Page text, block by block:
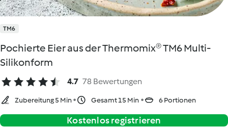
TM6
Pochierte Eier aus der Thermomix® TM6 Multi-
Silikonform
4.7 78 Bewertungen
Zubereitung 5 Min Gesamt 15 Min 6 Portionen
Kostenlos registrieren